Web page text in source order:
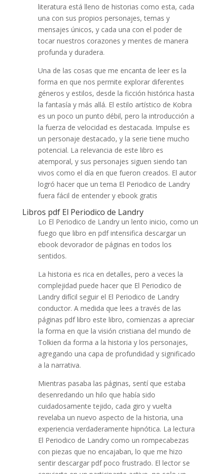
literatura está lleno de historias como esta, cada
una con sus propios personajes, temas y
mensajes únicos, y cada una con el poder de
tocar nuestros corazones y mentes de manera
profunda y duradera.
Una de las cosas que me encanta de leer es la
forma en que nos permite explorar diferentes
géneros y estilos, desde la ficción histórica hasta
la fantasía y más allá. El estilo artístico de Kobra
es un poco un punto débil, pero la introducción a
la fuerza de velocidad es destacada. Impulse es
un personaje destacado, y la serie tiene mucho
potencial. La relevancia de este libro es
atemporal, y sus personajes siguen siendo tan
vivos como el día en que fueron creados. El autor
logró hacer que un tema El Periodico de Landry
fuera fácil de entender y ebook gratis
Libros pdf El Periodico de Landry
Lo El Periodico de Landry un lento inicio, como un
fuego que libro en pdf intensifica descargar un
ebook devorador de páginas en todos los
sentidos.
La historia es rica en detalles, pero a veces la
complejidad puede hacer que El Periodico de
Landry difícil seguir el El Periodico de Landry
conductor. A medida que lees a través de las
páginas pdf libro este libro, comienzas a apreciar
la forma en que la visión cristiana del mundo de
Tolkien da forma a la historia y los personajes,
agregando una capa de profundidad y significado
a la narrativa.
Mientras pasaba las páginas, sentí que estaba
desenredando un hilo que había sido
cuidadosamente tejido, cada giro y vuelta
revelaba un nuevo aspecto de la historia, una
experiencia verdaderamente hipnótica. La lectura
El Periodico de Landry como un rompecabezas
con piezas que no encajaban, lo que me hizo
sentir descargar pdf poco frustrado. El lector se